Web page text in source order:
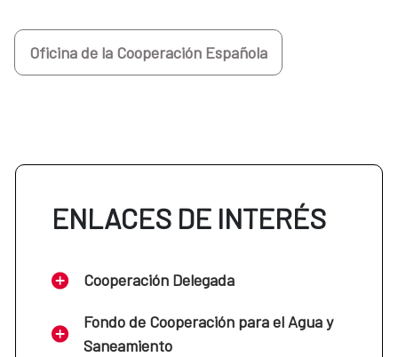
Oficina de la Cooperación Española
ENLACES DE INTERÉS
Cooperación Delegada
Fondo de Cooperación para el Agua y
Saneamiento